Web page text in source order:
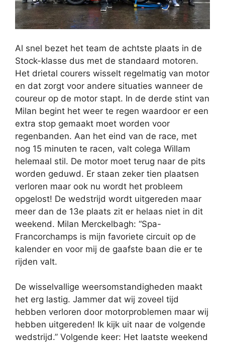
Al snel bezet het team de achtste plaats in de
Stock-klasse dus met de standaard motoren.
Het drietal courers wisselt regelmatig van motor
en dat zorgt voor andere situaties wanneer de
coureur op de motor stapt. In de derde stint van
Milan begint het weer te regen waardoor er een
extra stop gemaakt moet worden voor
regenbanden. Aan het eind van de race, met
nog 15 minuten te racen, valt colega Willam
helemaal stil. De motor moet terug naar de pits
worden geduwd. Er staan zeker tien plaatsen
verloren maar ook nu wordt het probleem
opgelost! De wedstrijd wordt uitgereden maar
meer dan de 13e plaats zit er helaas niet in dit
weekend. Milan Merckelbagh: “Spa-
Francorchamps is mijn favoriete circuit op de
kalender en voor mij de gaafste baan die er te
rijden valt.
De wisselvallige weersomstandigheden maakt
het erg lastig. Jammer dat wij zoveel tijd
hebben verloren door motorproblemen maar wij
hebben uitgereden! Ik kijk uit naar de volgende
wedstrijd.” Volgende keer: Het laatste weekend